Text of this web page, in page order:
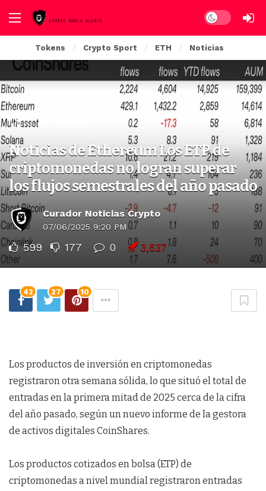
Dark mode
Tokens Crypto Sport ETH Noticias
NOTICIAS ETHEREUM
Noticias de Ethereum Los ETP de
criptomonedas no logran superar
los flujos semestrales del año pasado
Curador Noticias Crypto
07/06/2025 9:20 PM
599 177 0 3,537
42 27 10
Los productos de inversión en criptomonedas
registraron otra semana sólida, lo que situó el total de
entradas en la primera mitad de 2025 cerca de la cifra
del año pasado, según un nuevo informe de la gestora
de activos digitales CoinShares.
Los productos cotizados en bolsa (ETP) de
criptomonedas a nivel mundial registraron entradas